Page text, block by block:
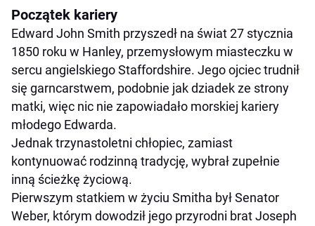
Początek kariery
Edward John Smith przyszedł na świat 27 stycznia
1850 roku w Hanley, przemysłowym miasteczku w
sercu angielskiego Staffordshire. Jego ojciec trudnił
się garncarstwem, podobnie jak dziadek ze strony
matki, więc nic nie zapowiadało morskiej kariery
młodego Edwarda.
Jednak trzynastoletni chłopiec, zamiast
kontynuować rodzinną tradycję, wybrał zupełnie
inną ścieżkę życiową.
Pierwszym statkiem w życiu Smitha był Senator
Weber, którym dowodził jego przyrodni brat Joseph